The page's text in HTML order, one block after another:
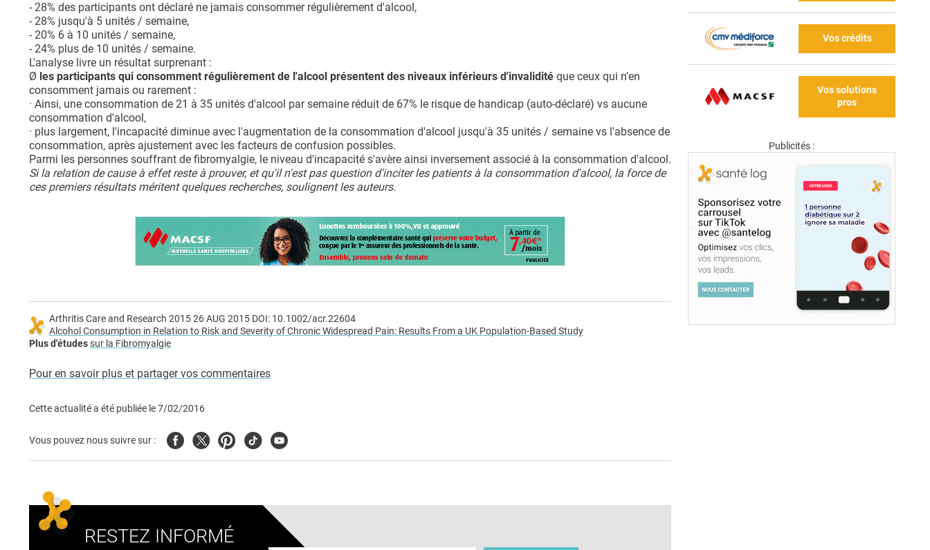
- 28% des participants ont déclaré ne jamais consommer régulièrement d'alcool,
- 28% jusqu'à 5 unités / semaine,
- 20% 6 à 10 unités / semaine,
- 24% plus de 10 unités / semaine.
L'analyse livre un résultat surprenant :
Ø les participants qui consomment régulièrement de l'alcool présentent des niveaux inférieurs d'invalidité que ceux qui n'en
consomment jamais ou rarement :
· Ainsi, une consommation de 21 à 35 unités d'alcool par semaine réduit de 67% le risque de handicap (auto-déclaré) vs aucune
consommation d'alcool,
· plus largement, l'incapacité diminue avec l'augmentation de la consommation d'alcool jusqu'à 35 unités / semaine vs l'absence de
consommation, après ajustement avec les facteurs de confusion possibles.
Parmi les personnes souffrant de fibromyalgie, le niveau d'incapacité s'avère ainsi inversement associé à la consommation d'alcool.
Si la relation de cause à effet reste à prouver, et qu'il n'est pas question d'inciter les patients à la consommation d'alcool, la force de
ces premiers résultats méritent quelques recherches, soulignent les auteurs.
Arthritis Care and Research 2015 26 AUG 2015 DOI: 10.1002/acr.22604
Alcohol Consumption in Relation to Risk and Severity of Chronic Widespread Pain: Results From a UK Population-Based Study
Plus d'étudessur la Fibromyalgie
Pour en savoir plus et partager vos commentaires
Cette actualité a été publiée le7/02/2016
Vous pouvez nous suivre sur : FacebookTwitterPinterest
TiktokYoutube
RESTEZ INFORMÉ
Adresse e-mail
Vos crédits
Vos solutions
pros
Publicités :